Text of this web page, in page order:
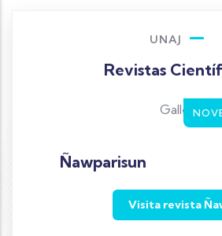
UNAJ
Revistas
Gallery Image
Ñawparisun
Visita revista